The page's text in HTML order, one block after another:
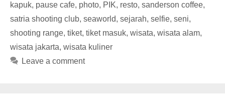
kapuk, pause cafe, photo, PIK, resto, sanderson coffee,
satria shooting club, seaworld, sejarah, selfie, seni,
shooting range, tiket, tiket masuk, wisata, wisata alam,
wisata jakarta, wisata kuliner
Leave a comment